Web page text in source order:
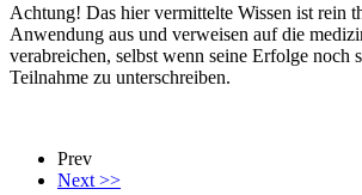
Achtung! Das hier vermittelte Wissen ist rein
Anwendung aus und verweisen auf die
verabreichen, selbst wenn seine Erfolge
Teilnahme zu unterschreibe n.
Prev
Next >>